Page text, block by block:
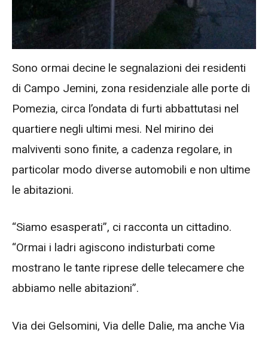
Sono ormai decine le segnalazioni dei residenti
di Campo Jemini, zona residenziale alle porte di
Pomezia, circa l’ondata di furti abbattutasi nel
quartiere negli ultimi mesi. Nel mirino dei
malviventi sono finite, a cadenza regolare, in
particolar modo diverse automobili e non ultime
le abitazioni.
“Siamo esasperati”, ci racconta un cittadino.
“Ormai i ladri agiscono indisturbati come
mostrano le tante riprese delle telecamere che
abbiamo nelle abitazioni”.
Via dei Gelsomini, Via delle Dalie, ma anche Via